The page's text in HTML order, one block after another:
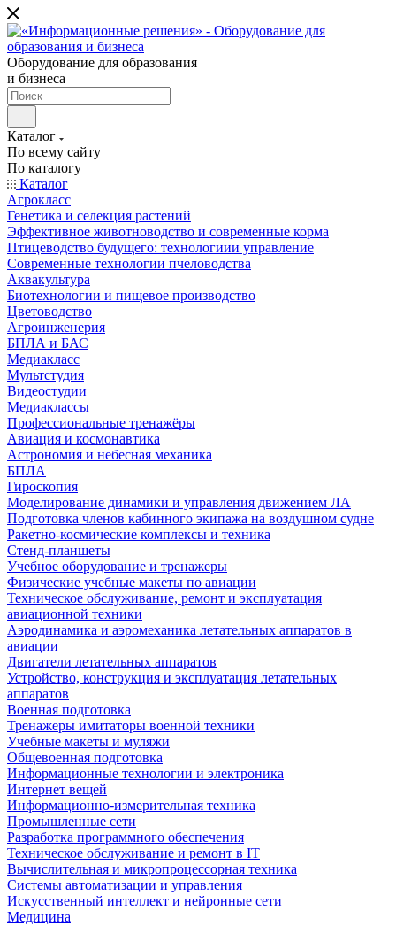
Оборудование для образования
и бизнеса
Каталог
По всему сайту
По каталогу
Каталог
Агрокласс
Генетика и селекция растений
Эффективное животноводство и современные корма
Птицеводство будущего: технологиии управление
Современные технологии пчеловодства
Аквакультура
Биотехнологии и пищевое производство
Цветоводство
Агроинженерия
БПЛА и БАС
Медиакласс
Мультстудия
Видеостудии
Медиаклассы
Профессиональные тренажёры
Авиация и космонавтика
Астрономия и небесная механика
БПЛА
Гироскопия
Моделирование динамики и управления движением ЛА
Подготовка членов кабинного экипажа на воздушном судне
Ракетно-космические комплексы и техника
Стенд-планшеты
Учебное оборудование и тренажеры
Физические учебные макеты по авиации
Техническое обслуживание, ремонт и эксплуатация
авиационной техники
Аэродинамика и аэромеханика летательных аппаратов в
авиации
Двигатели летательных аппаратов
Устройство, конструкция и эксплуатация летательных
аппаратов
Военная подготовка
Тренажеры имитаторы военной техники
Учебные макеты и муляжи
Общевоенная подготовка
Информационные технологии и электроника
Интернет вещей
Информационно-измерительная техника
Промышленные сети
Разработка программного обеспечения
Техническое обслуживание и ремонт в IT
Вычислительная и микропроцессорная техника
Системы автоматизации и управления
Искусственный интеллект и нейронные сети
Медицина